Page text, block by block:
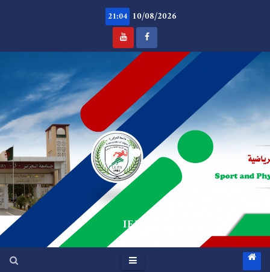
10/08/2026
21:04
.
IEPS